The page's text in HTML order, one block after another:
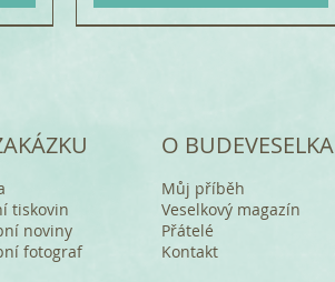
tiskovin
noviny
fotograf
O BUDEVESELKA
Můj příběh
Veselkový magazín
Přátelé
Kontakt